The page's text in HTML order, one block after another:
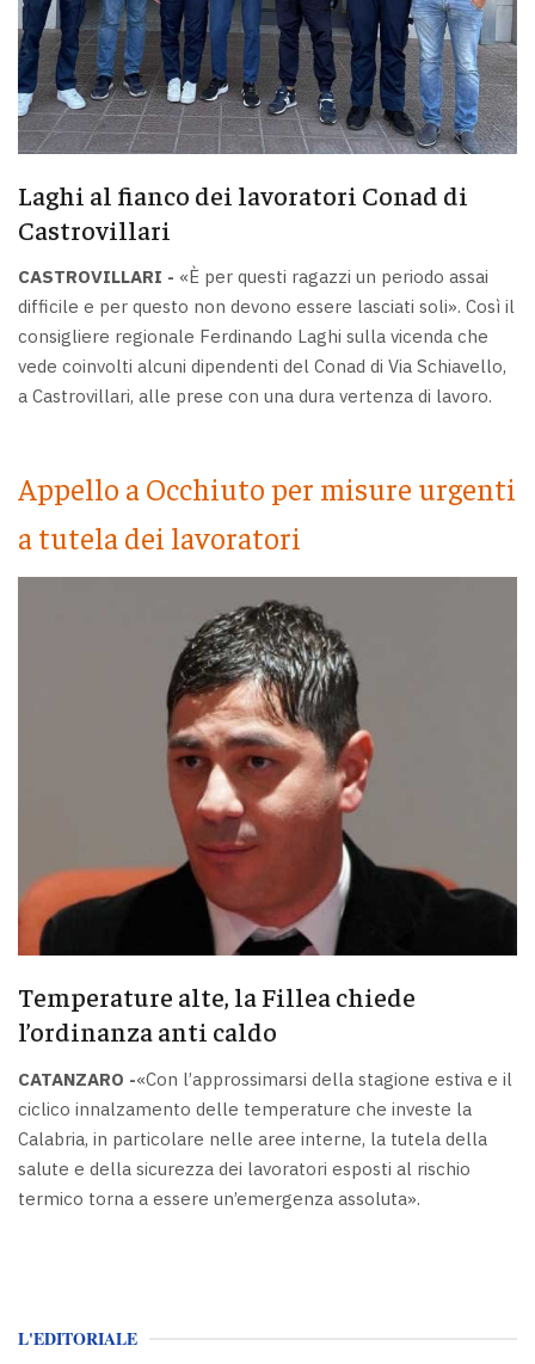
Laghi al fianco dei lavoratori Conad di
Castrovillari
CASTROVILLARI - «È per questi ragazzi un periodo assai
difficile e per questo non devono essere lasciati soli». Così il
consigliere regionale Ferdinando Laghi sulla vicenda che
vede coinvolti alcuni dipendenti del Conad di Via Schiavello,
a Castrovillari, alle prese con una dura vertenza di lavoro.
Appello a Occhiuto per misure urgenti
a tutela dei lavoratori
Temperature alte, la Fillea chiede
l’ordinanza anti caldo
CATANZARO -«Con l’approssimarsi della stagione estiva e il
ciclico innalzamento delle temperature che investe la
Calabria, in particolare nelle aree interne, la tutela della
salute e della sicurezza dei lavoratori esposti al rischio
termico torna a essere un’emergenza assoluta».
L'EDITORIALE